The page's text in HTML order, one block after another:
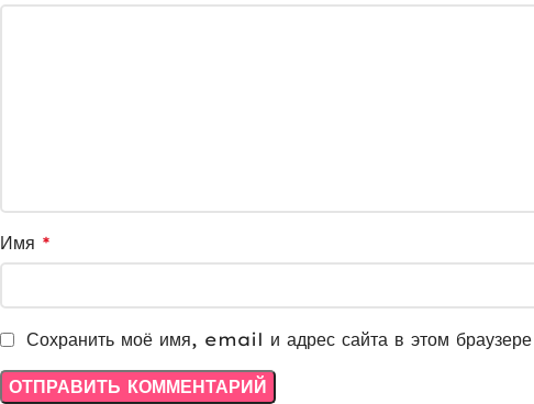
Имя *
Сохранить моё имя, email и адрес сайта в этом